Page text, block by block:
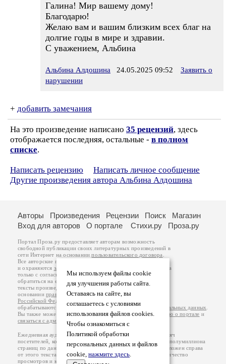
Галина! Мир вашему дому!
Благодарю!
Желаю вам и вашим близким всех благ на
долгие годы в мире и здравии.
С уважением, Альбина
Альбина Алдошина 24.05.2025 09:52
Заявить о
нарушении
+ добавить замечания
На это произведение написано 35 рецензий, здесь
отображается последняя, остальные - в полном
списке.
Написать рецензию
Написать личное сообщение
Другие произведения автора Альбина Алдошина
Мы используем файлы cookie
для улучшения работы сайта.
Оставаясь на сайте, вы
соглашаетесь с условиями
использования файлов cookies.
Чтобы ознакомиться с
Политикой обработки
персональных данных и файлов
cookie, нажмите здесь.
Авторы Произведения Рецензии Поиск
Магазин
Вход для авторов
О портале Стихи.ру Проза.ру
Портал Проза.ру предоставляет авторам возможность
свободной публикации своих литературных произведений в
сети Интернет на основаниипользовательского договора
Все авторские права на произведения принадлежат авторам
и охраняются законом
. Перепечатка произведений возможна
только с согласия его автора, к которому вы можете
обратиться на его авторской странице. Ответственность за
тексты произведений авторы несут самостоятельно на
основанииправил публикацииизаконодательства
Российской Федерации
обрабатываются на основанииПолитики обработки персональных данных
Вы также можете посмотреть более подробнуюинформацию о портале и
связаться с администрацией
Ежедневная аудитория портала Проза.ру – порядка 100 тысяч
посетителей, которые в общей сумме просматривают более полумиллиона
страниц по данным счетчика посещаемости, который расположен справа
от этого текста. В каждой графе указано по две цифры: количество
просмотров и количество посетителей.